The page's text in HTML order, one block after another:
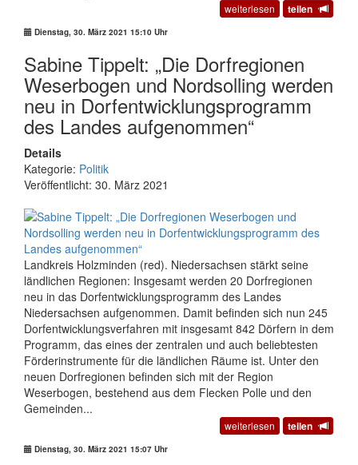
weiterlesen teilen
Dienstag, 30. März 2021 15:10 Uhr
Sabine Tippelt: „Die Dorfregionen
Weserbogen und Nordsolling werden
neu in Dorfentwicklungsprogramm
des Landes aufgenommen“
Details
Kategorie: Politik
Veröffentlicht: 30. März 2021
Landkreis Holzminden (red). Niedersachsen stärkt seine
ländlichen Regionen: Insgesamt werden 20 Dorfregionen
neu in das Dorfentwicklungsprogramm des Landes
Niedersachsen aufgenommen. Damit befinden sich nun 245
Dorfentwicklungsverfahren mit insgesamt 842 Dörfern in dem
Programm, das eines der zentralen und auch beliebtesten
Förderinstrumente für die ländlichen Räume ist. Unter den
neuen Dorfregionen befinden sich mit der Region
Weserbogen, bestehend aus dem Flecken Polle und den
Gemeinden...
weiterlesen teilen
Dienstag, 30. März 2021 15:07 Uhr